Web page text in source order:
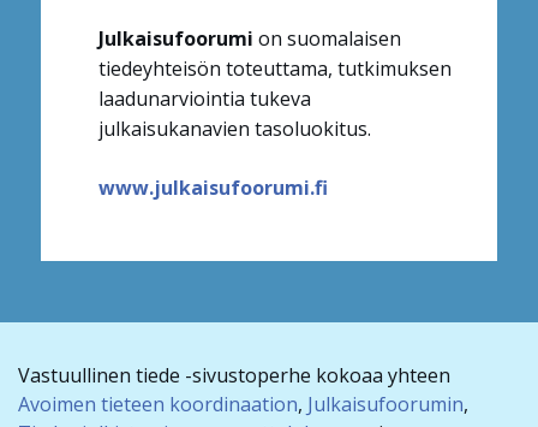
Julkaisufoorumi on suomalaisen
tiedeyhteisön toteuttama, tutkimuksen
laadunarviointia tukeva
julkaisukanavien tasoluokitus.
www.julkaisufoorumi.fi
Vastuullinen tiede -sivustoperhe kokoaa yhteen
Avoimen tieteen koordinaation, Julkaisufoorumin,